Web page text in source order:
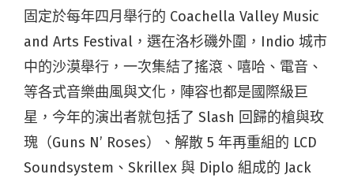
固定於每年四月舉行的 Coachella Valley Music
and Arts Festival，選在洛杉磯外圍，Indio 城市
中的沙漠舉行，一次集結了搖滾、嘻哈、電音、
等各式音樂曲風與文化，陣容也都是國際級巨
星，今年的演出者就包括了 Slash 回歸的槍與玫
瑰（Guns N’ Roses）、解散 5 年再重組的 LCD
Soundsystem、Skrillex 與 Diplo 組成的 Jack